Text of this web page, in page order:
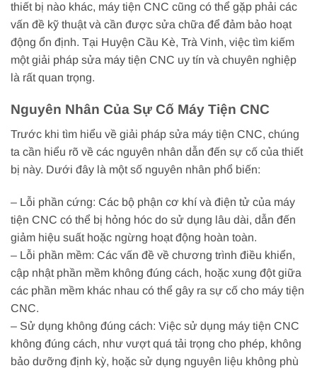
thiết bị nào khác, máy tiện CNC cũng có thể gặp phải các
vấn đề kỹ thuật và cần được sửa chữa để đảm bảo hoạt
động ổn định. Tại Huyện Cầu Kè, Trà Vinh, việc tìm kiếm
một giải pháp sửa máy tiện CNC uy tín và chuyên nghiệp
là rất quan trọng.
Nguyên Nhân Của Sự Cố Máy Tiện CNC
Trước khi tìm hiểu về giải pháp sửa máy tiện CNC, chúng
ta cần hiểu rõ về các nguyên nhân dẫn đến sự cố của thiết
bị này. Dưới đây là một số nguyên nhân phổ biến:
– Lỗi phần cứng: Các bộ phận cơ khí và điện tử của máy
tiện CNC có thể bị hỏng hóc do sử dụng lâu dài, dẫn đến
giảm hiệu suất hoặc ngừng hoạt động hoàn toàn.
– Lỗi phần mềm: Các vấn đề về chương trình điều khiển,
cập nhật phần mềm không đúng cách, hoặc xung đột giữa
các phần mềm khác nhau có thể gây ra sự cố cho máy tiện
CNC.
– Sử dụng không đúng cách: Việc sử dụng máy tiện CNC
không đúng cách, như vượt quá tải trọng cho phép, không
bảo dưỡng định kỳ, hoặc sử dụng nguyên liệu không phù